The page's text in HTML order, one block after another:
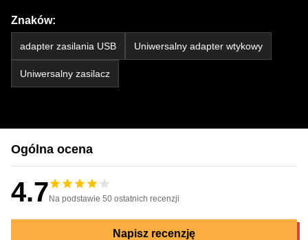
Znaków:
adapter zasilania USB Uniwersalny adapter wtykowy
Uniwersalny zasilacz
Ogólna ocena
4.7 Na podstawie 50 ostatnich recenzji
Napisz recenzję